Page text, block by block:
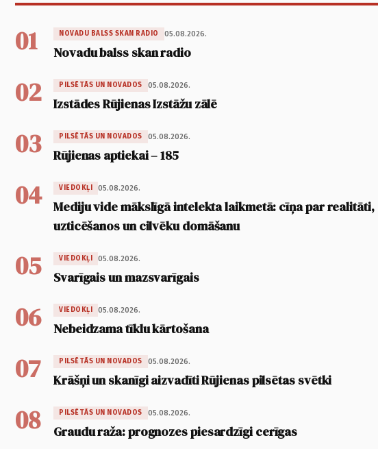
01 NOVADU BALSS SKAN RADIO 05.08.2026.
Novadu balss skan radio
02 PILSĒTĀS UN NOVADOS 05.08.2026.
Izstādes Rūjienas Izstāžu zālē
03 PILSĒTĀS UN NOVADOS 05.08.2026.
Rūjienas aptiekai – 185
04 VIEDOKĻI 05.08.2026.
Mediju vide mākslīgā intelekta laikmetā: cīņa par realitāti,
uzticēšanos un cilvēku domāšanu
05 VIEDOKĻI 05.08.2026.
Svarīgais un mazsvarīgais
06 VIEDOKĻI 05.08.2026.
Nebeidzama tīklu kārtošana
07 PILSĒTĀS UN NOVADOS 05.08.2026.
Krāšņi un skanīgi aizvadīti Rūjienas pilsētas svētki
08 PILSĒTĀS UN NOVADOS 05.08.2026.
Graudu raža: prognozes piesardzīgi cerīgas